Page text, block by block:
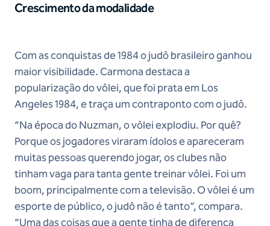
Crescimento da modalidade
Com as conquistas de 1984 o judô brasileiro ganhou
maior visibilidade. Carmona destaca a
popularização do vôlei, que foi prata em Los
Angeles 1984, e traça um contraponto com o judô.
“Na época do Nuzman, o vôlei explodiu. Por quê?
Porque os jogadores viraram ídolos e apareceram
muitas pessoas querendo jogar, os clubes não
tinham vaga para tanta gente treinar vôlei. Foi um
boom, principalmente com a televisão. O vôlei é um
esporte de público, o judô não é tanto”, compara.
“Uma das coisas que a gente tinha de diferença